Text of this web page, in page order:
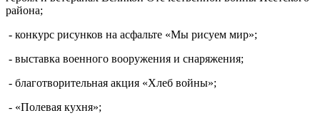
района;
- конкурс рисунков на асфальте «Мы рисуем мир»;
- выставка военного вооружения и снаряжения;
- благотворительная акция «Хлеб войны»;
- «Полевая кухня»;